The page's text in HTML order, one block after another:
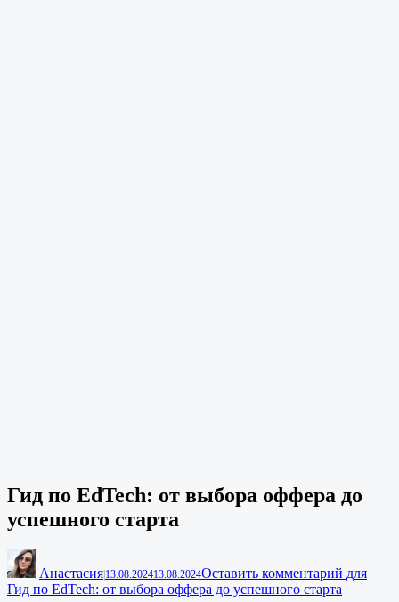
Гид по EdTech: от выбора оффера до
успешного старта
Анастасия 13.08.202413.08.2024Оставить комментарий для
Гид по EdTech: от выбора оффера до успешного старта